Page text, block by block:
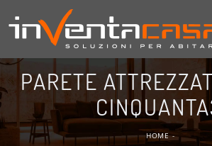
PARETE
HOME -